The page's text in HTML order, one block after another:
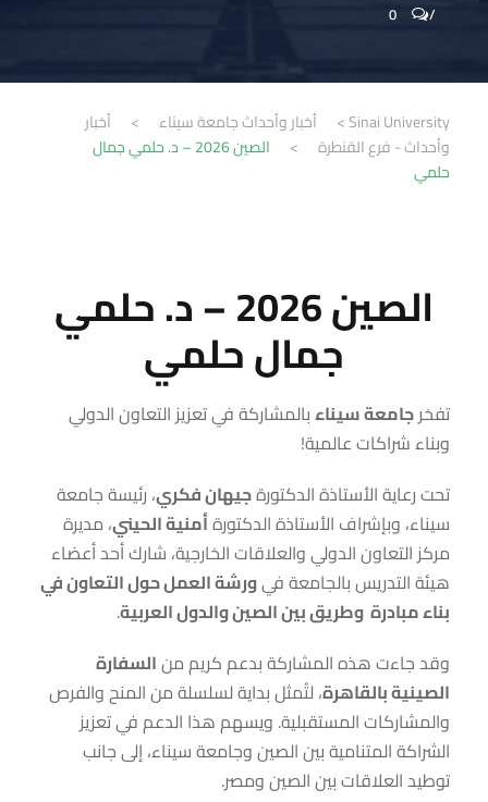
0
Sinai University
> أخبار وأحداث جامعة سيناء >
أخبار
وأحداث - فرع القنطرة
>
الصين 2026 – د. حلمي جمال
حلمي
الصين 2026 – د. حلمي
جمال حلمي
تفخرجامعة سيناءبالمشاركة في تعزيز التعاون الدولي
وبناء شراكات عالمية!
تحت رعاية الأستاذة الدكتورةجيهان فكري، رئيسة جامعة
سيناء، وبإشراف الأستاذة الدكتورةأمنية الحيني، مديرة
مركز التعاون الدولي والعلاقات الخارجية، شارك أحد أعضاء
هيئة التدريس بالجامعة فيورشة العمل حول التعاون في
بناء مبادرة وطريق بين الصين والدول العربية.
وقد جاءت هذه المشاركة بدعم كريم منالسفارة
الصينية بالقاهرة، لتُمثل بداية لسلسلة من المنح والفرص
والمشاركات المستقبلية. ويسهم هذا الدعم في تعزيز
الشراكة المتنامية بين الصين وجامعة سيناء، إلى جانب
توطيد العلاقات بين الصين ومصر.